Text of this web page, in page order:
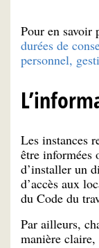
Pour en savoir
durées de
personnel,
Les instances
être informées
d’installer un
d’accès aux
du Code du
Par ailleurs,
manière claire,